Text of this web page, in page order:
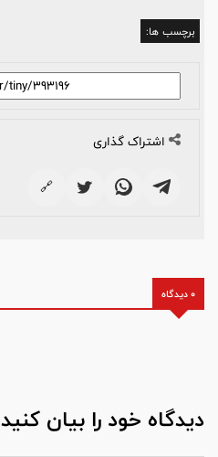
برچسب ها:
اشتراک گذاری
🔗
0 دیدگاه
دیدگاه خود را بیان کنید